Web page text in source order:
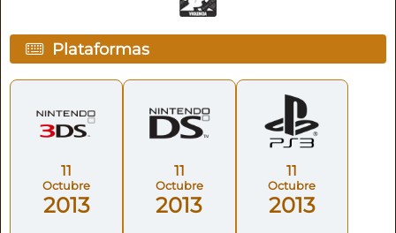
Plataformas
11
Octubre
2013
11
Octubre
2013
11
Octubre
2013